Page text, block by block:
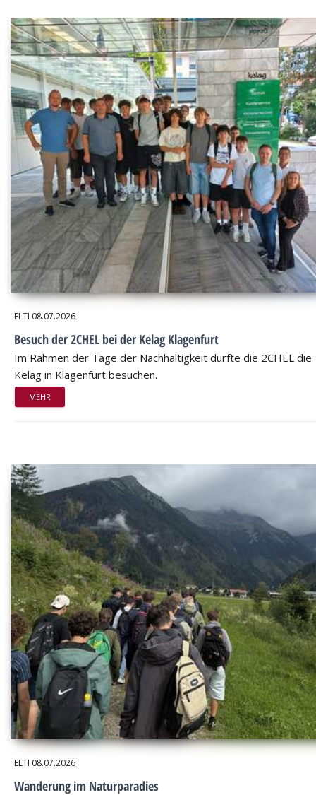
ELTI 08.07.2026
Besuch der 2CHEL bei der Kelag Klagenfurt
Im Rahmen der Tage der Nachhaltigkeit durfte die 2CHEL die
Kelag in Klagenfurt besuchen.
MEHR
ELTI 08.07.2026
Wanderung im Naturparadies